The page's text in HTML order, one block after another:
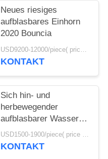
Neues riesiges
aufblasbares Einhorn
2020 Bouncia
USD9200-12000/piece( price just for reference, detailed prices need to be confirmed) MOQ:1PC
KONTAKT
Sich hin- und
herbewegender
aufblasbarer Wasser-
Spiel-Hersteller
USD1500-1900/piece( price just for reference, detailed prices need to be confirmed) MOQ:1PC
KONTAKT